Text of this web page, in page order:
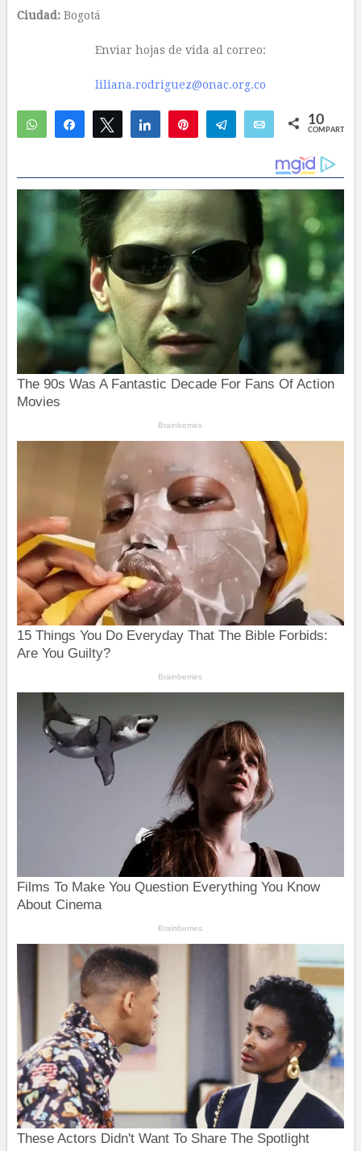
Ciudad: Bogotá
Enviar hojas de vida al correo:
liliana.rodriguez@onac.org.co
WhatsAppCompartirTwittear Compartir Telegram Email 10
COMPARTIR